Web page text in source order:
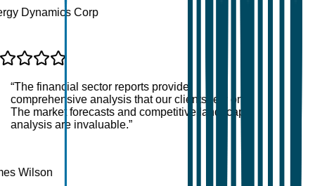
Dynamics Corp
The financial sector reports provide
comprehensive analysis that our clients rely on.
The market forecasts and competitive landscape
analysis are invaluable.”
Wilson